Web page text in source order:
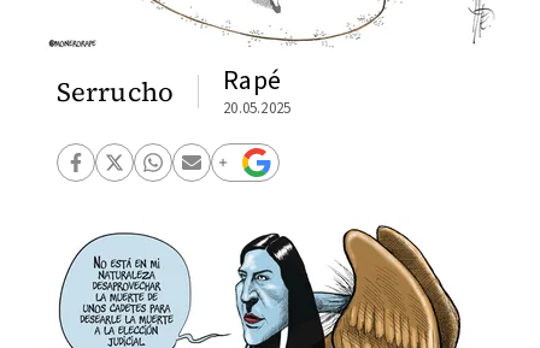
Serrucho Rapé
20.05.2025